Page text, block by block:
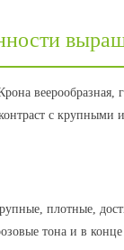
с крупными
плотные,
тона и в конце